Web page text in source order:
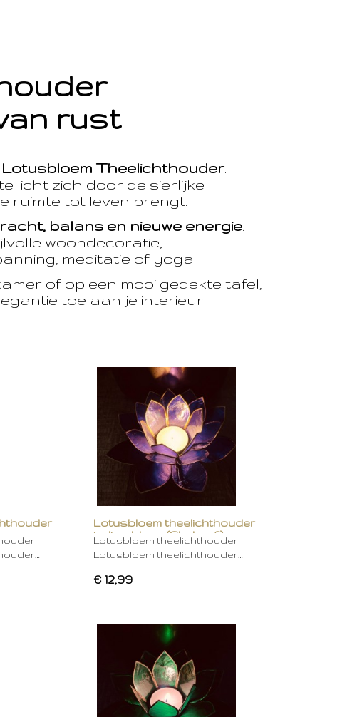
rust
Lotusbloem Theelichthouder.
licht zich door de sierlijke
ruimte tot leven brengt.
balans en nieuwe energie.
woondecoratie,
meditatie of yoga.
of op een mooi gedekte tafel,
toe aan je interieur.
Lotusbloem theelichthouder
indigo blauw (Chakra 6)
Lotusbloem theelichthouder
Lotusbloem theelichthouder…
€ 12,99